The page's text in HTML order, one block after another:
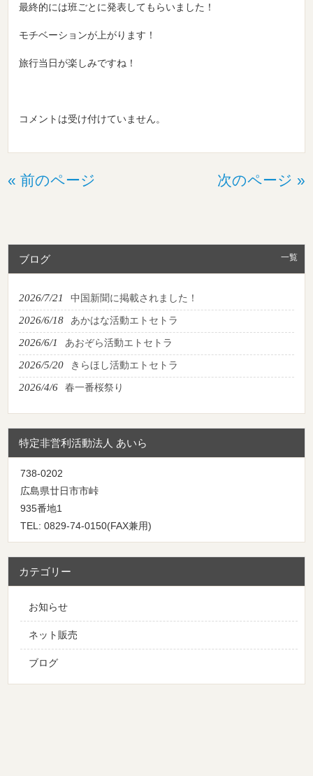
最終的には班ごとに発表してもらいました！
モチベーションが上がります！
旅行当日が楽しみですね！
コメントは受け付けていません。
« 前のページ 次のページ »
ブログ 一覧
2026/7/21 中国新聞に掲載されました！
2026/6/18 あかはな活動エトセトラ
2026/6/1 あおぞら活動エトセトラ
2026/5/20 きらほし活動エトセトラ
2026/4/6 春一番桜祭り
特定非営利活動法人 あいら
738-0202
広島県廿日市市峠
935番地1
TEL: 0829-74-0150(FAX兼用)
カテゴリー
お知らせ
ネット販売
ブログ